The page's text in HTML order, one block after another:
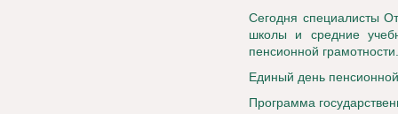
Сегодня специалисты
школы и средние
пенсионной
Единый день
Программа